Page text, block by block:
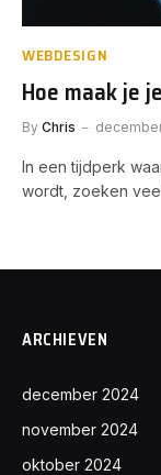
WEBDESIGN
Hoe maak je
By Chris
In een tijdperk
wordt, zoeken
ARCHIEVEN
december 2024
november 2024
oktober 2024